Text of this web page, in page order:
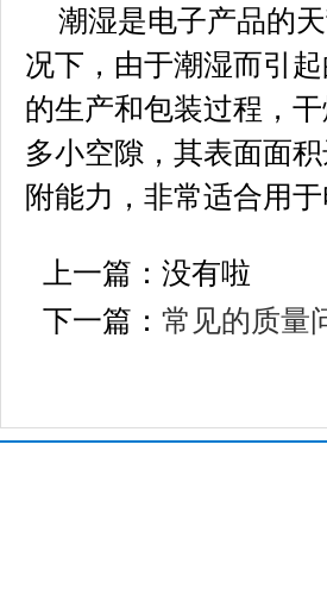
潮湿是电子产品的天
况下，由于潮湿而引
的生产和包装过程，
多小空隙，其表面面
附能力，非常适合用
上一篇：没有啦
下一篇： 常见的质量